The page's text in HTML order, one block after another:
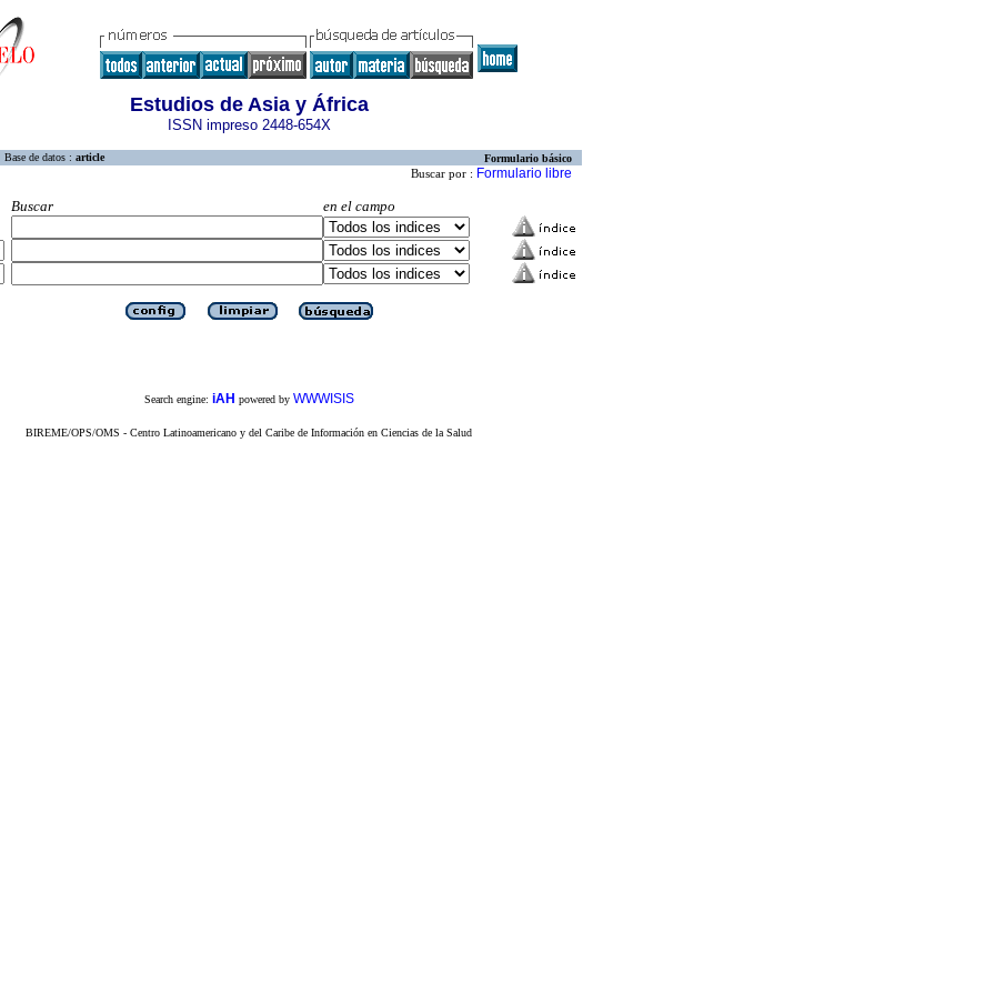
Estudios de Asia y África
ISSN impreso 2448-654X
Base de datos : article Formulario básico
Buscar por : Formulario libre
Buscar
en el campo
Search engine: iAH powered by WWWISIS
BIREME/OPS/OMS - Centro Latinoamericano y del Caribe de Información en Ciencias de la Salud